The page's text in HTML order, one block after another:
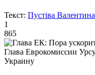
Текст: Пустіва Валентина
1
865
Глава Еврокомиссии
Украину